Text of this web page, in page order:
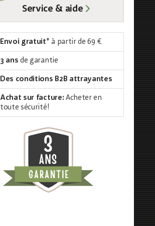
Service & aide
Envoi gratuit* à partir de 69 €
3 ans de garantie
Des conditions B2B attrayantes
Achat sur facture: Acheter en
toute sécurité!